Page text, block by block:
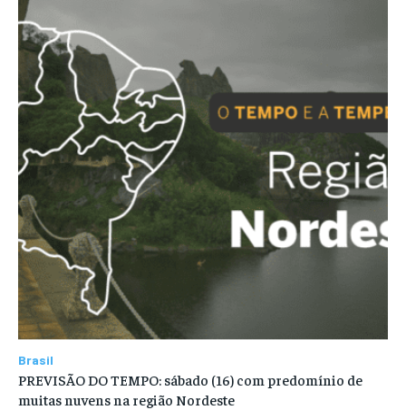
Brasil
PREVISÃO DO TEMPO: sábado (16) com predomínio de
muitas nuvens na região Nordeste